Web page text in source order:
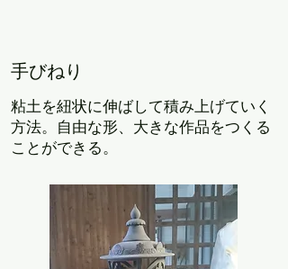
​手びねり
粘土を紐状に伸ばして積み上げていく
方法。自由な形、大きな作品をつくる
ことができる。